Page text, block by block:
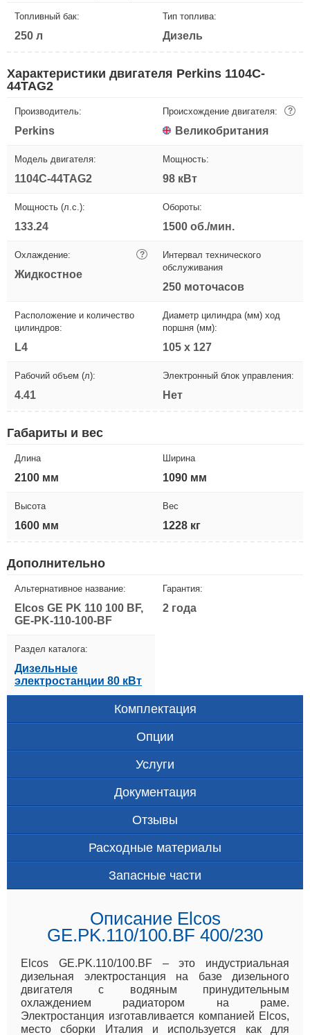
Топливный бак:
250 л
Тип топлива:
Дизель
Характеристики двигателя Perkins 1104C-
44TAG2
Производитель:
Perkins
Происхождение двигателя: ?
Великобритания
Модель двигателя:
1104C-44TAG2
Мощность:
98 кВт
Мощность (л.с.):
133.24
Обороты:
1500 об./мин.
Охлаждение: ?
Жидкостное
Интервал технического
обслуживания
250 моточасов
Расположение и количество
цилиндров:
L4
Диаметр цилиндра (мм) ход
поршня (мм):
105 х 127
Рабочий объем (л):
4.41
Электронный блок управления:
Нет
Габариты и вес
Длина
2100 мм
Ширина
1090 мм
Высота
1600 мм
Вес
1228 кг
Дополнительно
Альтернативное название:
Elcos GE PK 110 100 BF,
GE-PK-110-100-BF
Гарантия:
2 года
Раздел каталога:
Дизельные
электростанции 80 кВт
Комплектация
Опции
Услуги
Документация
Отзывы
Расходные материалы
Запасные части
Описание Elcos
GE.PK.110/100.BF 400/230
Elcos GE.PK.110/100.BF – это индустриальная
дизельная электростанция на базе дизельного
двигателя с водяным принудительным
охлаждением радиатором на раме.
Электростанция изготавливается компанией Elcos,
место сборки Италия и используется как для